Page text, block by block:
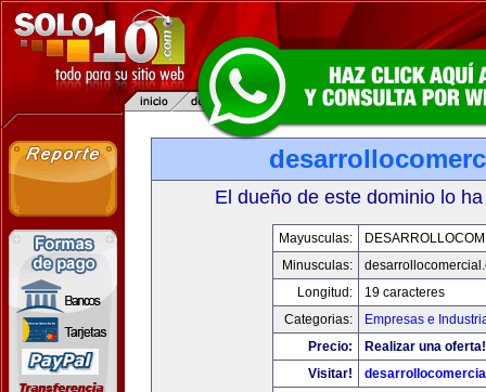
El dueño de este dominio lo
Mayusculas:
Minusculas:
Longitud:
19 caracteres
Categorias:
Empresas e
Precio:
Realizar una oferta!
Visitar!